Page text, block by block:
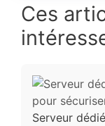
Ces
Serveur